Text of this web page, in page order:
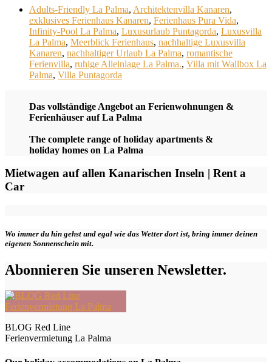
Adults-Friendly La Palma, Architektenvilla Kanaren,
exklusives Ferienhaus Kanaren, Ferienhaus Pura Vida,
Infinity-Pool La Palma, Luxusurlaub Puntagorda, Luxusvilla
La Palma, Meerblick Ferienhaus, nachhaltige Luxusvilla
Kanaren, nachhaltiger Urlaub La Palma, romantische
Ferienvilla, ruhige Alleinlage La Palma., Villa mit Wallbox La
Palma, Villa Puntagorda
Das vollständige Angebot an Ferienwohnungen &
Ferienhäuser auf La Palma
The complete range of holiday apartments &
holiday homes on La Palma
Mietwagen auf allen Kanarischen Inseln | Rent a
Car
Wo immer du hin gehst und egal wie das Wetter dort ist, bring immer deinen
eigenen Sonnenschein mit.
Abonnieren Sie unseren Newsletter.
BLOG Red Line
Ferienvermietung La Palma